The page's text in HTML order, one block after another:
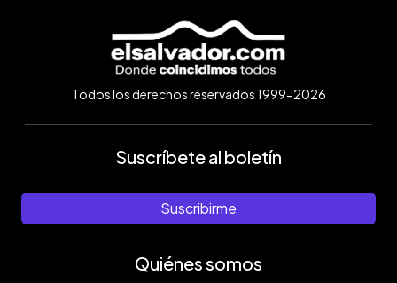
Todos los derechos reservados 1999-2026
Suscríbete al boletín
Suscribirme
Quiénes somos